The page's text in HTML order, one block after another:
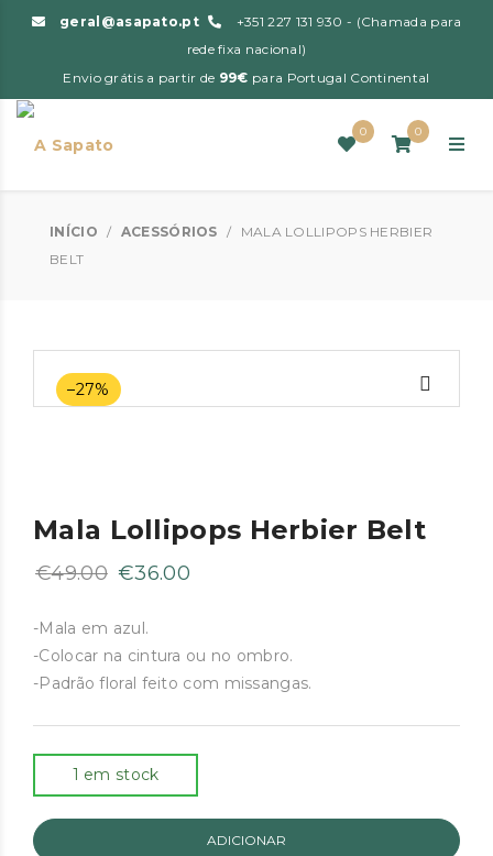
geral@asapato.pt
+351 227 131 930 - (Chamada para
rede fixa nacional)
Envio grátis a partir de 99€ para Portugal Continental
0 0
INÍCIO / ACESSÓRIOS /
MALA LOLLIPOPS HERBIER
BELT
–27%
Mala Lollipops Herbier Belt
€49.00 O
original
era:
€49.00.
€36.00
é:
€36.00.
-Mala em azul.
-Colocar na cintura ou no ombro.
-Padrão floral feito com missangas.
1 em stock
ADICIONAR